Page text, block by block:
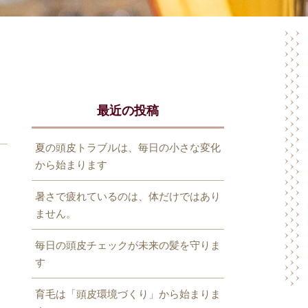
最近の投稿
夏の頭皮トラブルは、毎日の小さな変化
から始まります
暑さで疲れているのは、体だけではあり
ません。
毎日の頭皮チェックが未来の髪を守りま
す
育毛は「頭皮環境づくり」から始まりま